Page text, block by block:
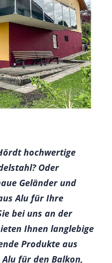
hochwertige
Oder
Geländer und
Alu für Ihre
bei uns an der
Ihnen langlebige
Produkte aus
für den Balkon,